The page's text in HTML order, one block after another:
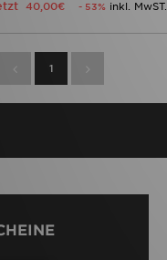
40,00€ - 53% inkl. MwST.
1